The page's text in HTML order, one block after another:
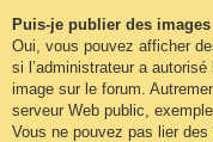
Puis-je publier des
Oui, vous pouvez afficher
si l’administrateur a
image sur le forum.
serveur Web public,
Vous ne pouvez pas lier